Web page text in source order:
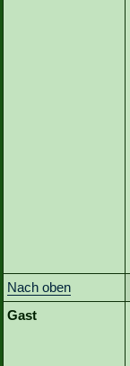
Nach oben
Gast